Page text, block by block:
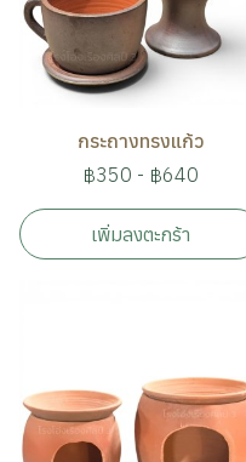
กระถางทรงแก้ว
฿350 - ฿640
เพิ่มลงตะกร้า